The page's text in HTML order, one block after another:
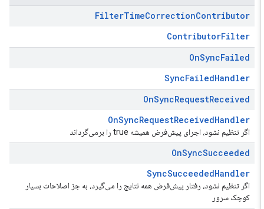
FilterTimeCorrectionContributor
ContributorFilter
OnSyncFailed
SyncFailedHandler
OnSyncRequestReceived
OnSyncRequestReceivedHandler
اگر تنظیم نشود، اجرای پیش‌فرض همیشه true را برمی‌گرداند
OnSyncSucceeded
SyncSucceededHandler
اگر تنظیم نشود، رفتار پیش‌فرض همه نتایج را می‌گیرد، به جز اصلاحات بسیار
کوچک سرور